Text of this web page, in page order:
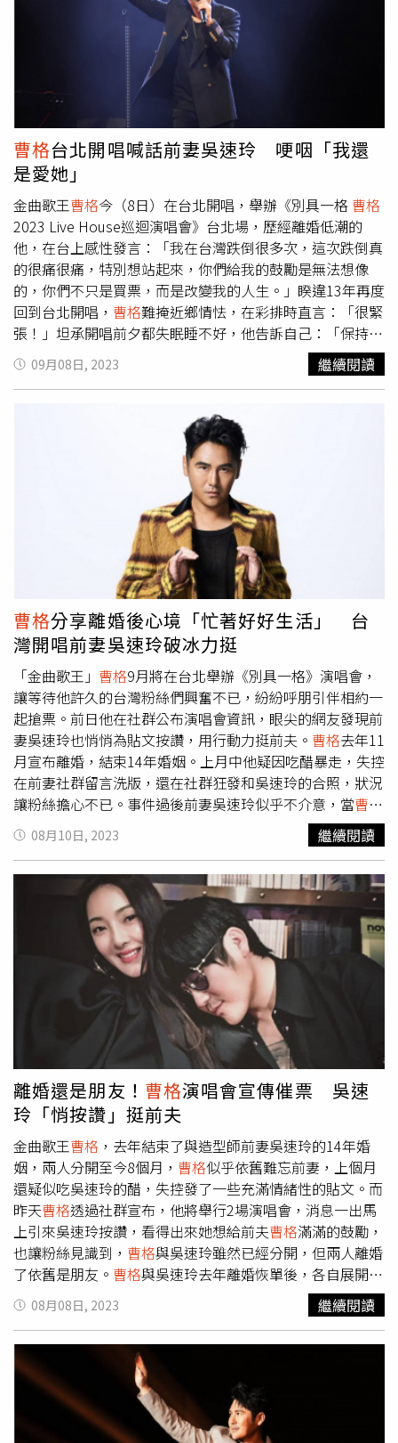
雯、孫盛希、陳零九、邱鋒澤、賴晏駒、李浩瑋、U:NUS等
15組巨星歌手，華麗陣容橫跨滾石各個經典時代，將以不同
角色身份參與節目。《滾石摘星號》將生活與大自然的一角
一隅成為表演舞台，體驗當地生活、認識滋養著各類潛能的
這片土地，讓觀眾隨著滾石巨星遍訪台灣各地人文特色，選
手們透過創新改編重新傳唱經典，也唱出自己的生命故事，
整趟旅程中，多達80首滾石歌曲將以各種形式重新被演繹，
不論是翻唱、改編或原唱經典重現，都將帶領所有觀眾走入
40年的本土音樂回憶。《滾石摘星號》10月28日起，每周
六晚間8點TVBS播出。
曹格台北開唱喊話前妻吳速玲 哽咽「我還
是愛她」
金曲歌王曹格今（8日）在台北開唱，舉辦《別具一格 曹格
2023 Live House巡迴演唱會》台北場，歷經離婚低潮的
他，在台上感性發言：「我在台灣跌倒很多次，這次跌倒真
的很痛很痛，特別想站起來，你們給我的鼓勵是無法想像
的，你們不只是買票，而是改變我的人生。」睽違13年再度
回到台北開唱， 曹格難掩近鄉情怯，在彩排時直言：「很緊
張！」坦承開唱前夕都失眠睡不好，他告訴自己：「保持平
常心，自然放鬆的演出，希望能和粉絲開心的近距離互
動。」而他在演唱〈掌紋〉前忍不住有感而發，曹格表示：
「這首我要送給特別的人，她叫吳速玲。」正當全場驚訝之
突然指向台下說：「騙你們的。」讓歌迷們全嚇
，坦言自己開唱前夕失眠睡不好。
接著表示自己曾被算命師說命非常
好，但卻在去年離婚，他接著說：「這一年我發現並不是這
樣，但我還活著，這只是一個過程。」同時不忘對前妻吳速
玲喊話：「我還是愛她的，I Will always love her。」並將
〈掌紋〉歌詞中沒有「輸贏」，改成沒有「速玲」，看來依
舊對於前妻仍難以忘懷。除了演唱自身成名金曲外，
以Unplugged方式重新演繹大家耳熟能詳的華語情歌組曲，
包括〈愛我別走〉、〈眼淚〉、〈味道〉。他也表示：「接
下來幾首歌如果我唱不下去，拜託你們幫我唱，這是今晚演
出最難的part，唱歌不難，但要說出自己真實的故事，很痛
很痛，是他Ｘ的痛。」講到一半更忍不住哽咽。
09月08日, 2023 繼續閱讀
曹格分享離婚後心境「忙著好好生活」 台
灣開唱前妻吳速玲破冰力挺
「金曲歌王」 曹格9月將在台北舉辦《別具一格》演唱會，
讓等待他許久的台灣粉絲們興奮不已，紛紛呼朋引伴相約一
起搶票。前日他在社群公布演唱會資訊，眼尖的網友發現前
妻吳速玲也悄悄為貼文按讚，用行動力挺前夫。 曹格去年11
月宣布離婚，結束14年婚姻。上月中他疑因吃醋暴走，失控
在前妻社群留言洗版，還在社群狂發和吳速玲的合照，狀況
讓粉絲擔心不已。事件過後前妻吳速玲似乎不介意，當曹格
在社群分享演唱會消息，吳速玲也大方按讚支持，顯然2人
已破冰。曹格去年11月宣布離婚，結束14年婚姻。（圖／
Legacy提供）唱過無數膾炙人口經典好歌的曹格，預告演
唱會將帶來中文、英文、粵語等歌曲，創作與翻唱兼容，絕
對盡力滿足每位觀眾。多年沒與台灣粉絲在演唱會上見面，
他表示相當期待，「所有來到現場的觀眾都是最好的嘉
賓」，並說道：「有人想聽我就唱，一直以來從沒改變
過。」這次的巡迴演唱會將重回Legacy舞台，從「鐵漢柔
情」系列啟航，曹格
說：「多希望自己該鐵的時候鐵、該柔
的時候柔，不過有時候，不該鐵的時候太柔，該柔的時候又
太鐵。」他預告將用情感豐沛歌聲，唱出自己全部的癡情與
狂野以及男人的柔情鐵血。出道20多年，曹格
分享：「有些
事情變了、有些事情沒有改變，最近正忙著好好生活、好好
成長，把自己的喜怒哀樂都透過歌曲記錄下來。」對於音樂
創作，他也自認心境上有所變化：「這二十年間，痛的更
痛、舒服的更舒服、自在的更自在，不自在的，慢慢變不在
了。」曹格《別具一格》演唱會將於9月8日在Legacy台
北、10月8日在Legacy台中開唱，門票8月11日中午12點開
賣。
08月10日, 2023 繼續閱讀
離婚還是朋友！ 曹格演唱會宣傳催票 吳速
玲「悄按讚」挺前夫
金曲歌王曹格 ，去年結束了與造型師前妻吳速玲的14年婚
姻，兩人分開至今8個月， 曹格似乎依舊難忘前妻，上個月
還疑似吃吳速玲的醋，失控發了一些充滿情緒性的貼文。而
昨天曹格透過社群宣布，他將舉行2場演唱會，消息一出馬
上引來吳速玲按讚，看得出來她想給前夫曹格滿滿的鼓勵，
也讓粉絲見識到， 曹格與吳速玲雖然已經分開，但兩人離婚
了依舊是朋友。 曹格與吳速玲去年離婚恢單後，各自展開新
生活，但雙方的一言一行與互動，仍受外界關注。像是上月
中旬，吳速玲在IG發佈一則自家陽台的照片，引來「德祥海
運」少東陳劭翔留言：「錦緞很美」。看似好友的回應，卻
引來前夫
，疑似吃醋瘋狂留言。
吳速玲悄悄按讚力挺。（圖／翻攝自曹格
的妻子陳薇趕緊出面澄清，表示丈夫所指的「錦緞」，是吳
速玲陽台上的植物，該職務是他們夫妻所送，強調丈夫的留
08月08日, 2023 繼續閱讀